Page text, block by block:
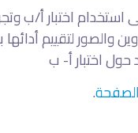
اختبار أ/ب
والصور لتقييم
اختبار أ- ب
.